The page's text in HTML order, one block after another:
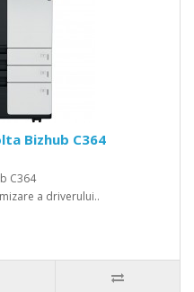
Bizhub C364
C364
a driverului..